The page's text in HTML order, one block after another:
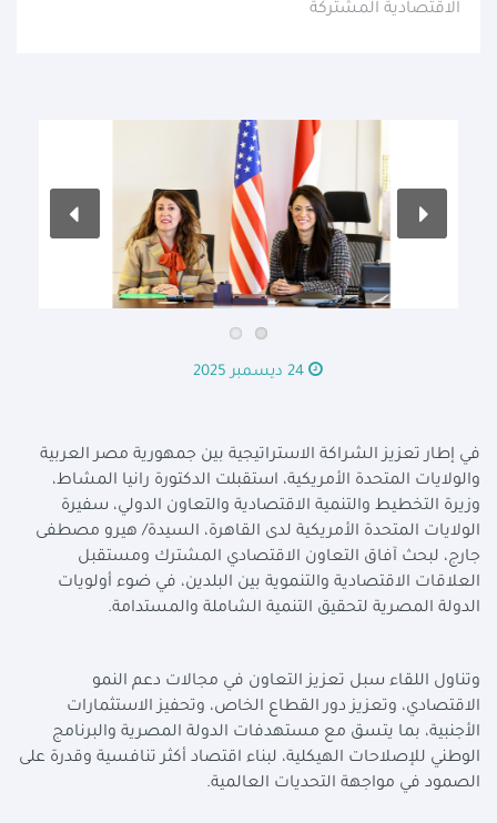
الاقتصادية المشتركة
24 ديسمبر 2025
في إطار تعزيز الشراكة الاستراتيجية بين جمهورية مصر العربية
والولايات المتحدة الأمريكية، استقبلت الدكتورة رانيا المشاط،
وزيرة التخطيط والتنمية الاقتصادية والتعاون الدولي، سفيرة
الولايات المتحدة الأمريكية لدى القاهرة، السيدة/ هيرو مصطفى
جارج، لبحث آفاق التعاون الاقتصادي المشترك ومستقبل
العلاقات الاقتصادية والتنموية بين البلدين، في ضوء أولويات
الدولة المصرية لتحقيق التنمية الشاملة والمستدامة.
وتناول اللقاء سبل تعزيز التعاون في مجالات دعم النمو
الاقتصادي، وتعزيز دور القطاع الخاص، وتحفيز الاستثمارات
الأجنبية، بما يتسق مع مستهدفات الدولة المصرية والبرنامج
الوطني للإصلاحات الهيكلية، لبناء اقتصاد أكثر تنافسية وقدرة على
الصمود في مواجهة التحديات العالمية.